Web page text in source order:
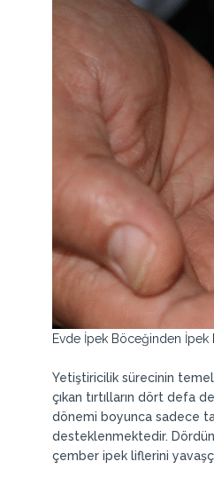
Evde İpek Böceğinden İpek
Yetiştiricilik sürecinin
çıkan tırtılların dört defa
dönemi boyunca sadece
desteklenmektedir.
çember ipek liflerini